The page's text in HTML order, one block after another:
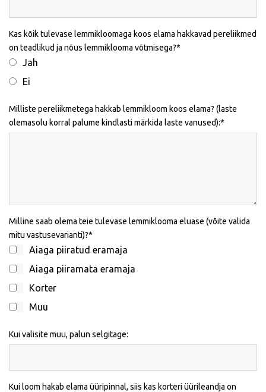
Kas kõik tulevase lemmikloomaga koos elama hakkavad pereliikmed
on teadlikud ja nõus lemmiklooma võtmisega?
Jah
Ei
Milliste pereliikmetega hakkab lemmikloom koos elama? (laste
olemasolu korral palume kindlasti märkida laste vanused):
Milline saab olema teie tulevase lemmiklooma eluase (võite valida
mitu vastusevarianti)?
Aiaga piiratud eramaja
Aiaga piiramata eramaja
Korter
Muu
Kui valisite muu, palun selgitage:
Kui loom hakab elama üüripinnal, siis kas korteri üürileandja on